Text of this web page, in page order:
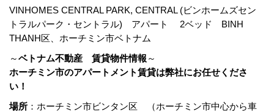
VINHOMES CENTRAL PARK, CENTRAL (ビンホームズセン
トラルパーク・セントラル) アパート 2ベッド BINH
THANH区、ホーチミン市ベトナム
～ベトナム不動産 賃貸物件情報 ～
ホーチミン市のアパートメント賃貸は弊社にお任せくださ
い！
場所 ：ホーチミン市ビンタン区 （ホーチミン市中心から車